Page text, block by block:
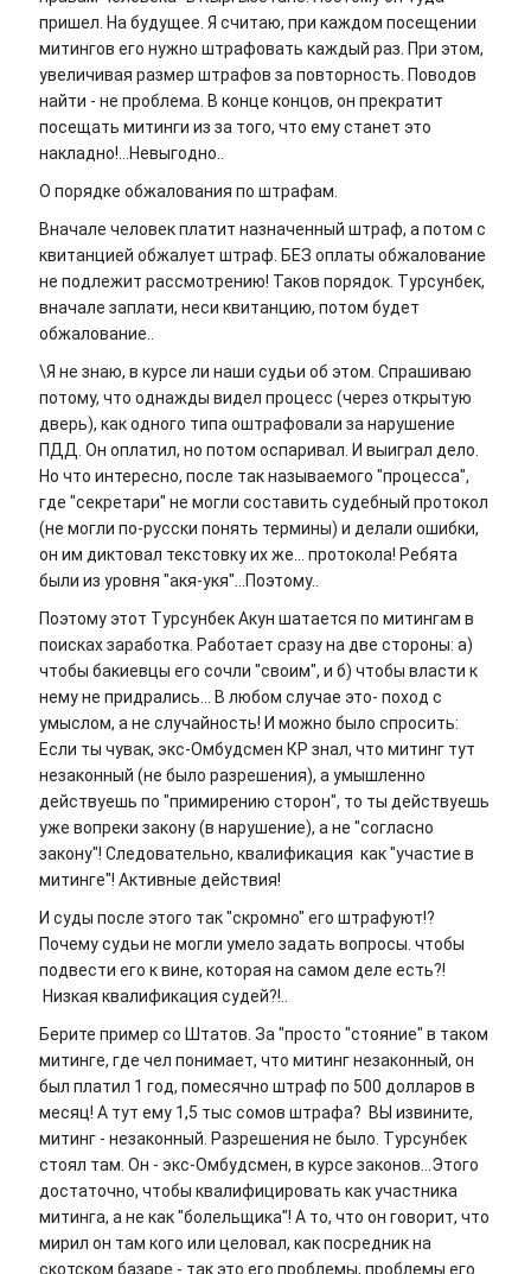
пришел. На будущее. Я считаю, при каждом посещении
митингов его нужно штрафовать каждый раз. При этом,
увеличивая размер штрафов за повторность. Поводов
найти - не проблема. В конце концов, он прекратит
посещать митинги из за того, что ему станет это
накладно!...Невыгодно..
О порядке обжалования по штрафам.
Вначале человек платит назначенный штраф, а потом с
квитанцией обжалует штраф. БЕЗ оплаты обжалование
не подлежит рассмотрению! Таков порядок. Турсунбек,
вначале заплати, неси квитанцию, потом будет
обжалование..
\Я не знаю, в курсе ли наши судьи об этом. Спрашиваю
потому, что однажды видел процесс (через открытую
дверь), как одного типа оштрафовали за нарушение
ПДД. Он оплатил, но потом оспаривал. И выиграл дело.
Но что интересно, после так называемого "процесса",
где "секретари" не могли составить судебный протокол
(не могли по-русски понять термины) и делали ошибки,
он им диктовал текстовку их же... протокола! Ребята
были из уровня "акя-укя"...Поэтому..
Поэтому этот Турсунбек Акун шатается по митингам в
поисках заработка. Работает сразу на две стороны: а)
чтобы бакиевцы его сочли "своим", и б) чтобы власти к
нему не придрались... В любом случае это- поход с
умыслом, а не случайность! И можно было спросить:
Если ты чувак, экс-Омбудсмен КР знал, что митинг тут
незаконный (не было разрешения), а умышленно
действуешь по "примирению сторон", то ты действуешь
уже вопреки закону (в нарушение), а не "согласно
закону"! Следовательно, квалификация как "участие в
митинге"! Активные действия!
И суды после этого так "скромно" его штрафуют!?
Почему судьи не могли умело задать вопросы. чтобы
подвести его к вине, которая на самом деле есть?!
Низкая квалификация судей?!..
Берите пример со Штатов. За "просто "стояние" в таком
митинге, где чел понимает, что митинг незаконный, он
был платил 1 год, помесячно штраф по 500 долларов в
месяц! А тут ему 1,5 тыс сомов штрафа? ВЫ извините,
митинг - незаконный. Разрешения не было. Турсунбек
стоял там. Он - экс-Омбудсмен, в курсе законов...Этого
достаточно, чтобы квалифицировать как участника
митинга, а не как "болельщика"! А то, что он говорит, что
мирил он там кого или целовал, как посредник на
скотском базаре - так это его проблемы, проблемы его